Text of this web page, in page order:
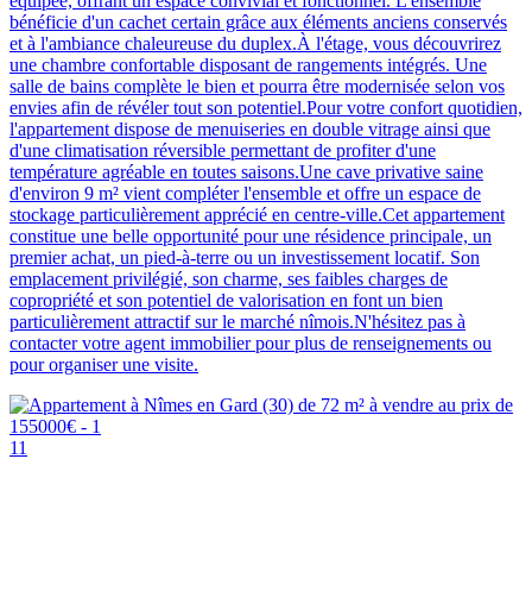
bénéficie d'un cachet certain grâce aux éléments anciens conservés
et à l'ambiance chaleureuse du duplex.À l'étage, vous découvrirez
une chambre confortable disposant de rangements intégrés. Une
salle de bains complète le bien et pourra être modernisée selon vos
envies afin de révéler tout son potentiel.Pour votre confort quotidien,
l'appartement dispose de menuiseries en double vitrage ainsi que
d'une climatisation réversible permettant de profiter d'une
température agréable en toutes saisons.Une cave privative saine
d'environ 9 m² vient compléter l'ensemble et offre un espace de
stockage particulièrement apprécié en centre-ville.Cet appartement
constitue une belle opportunité pour une résidence principale, un
premier achat, un pied-à-terre ou un investissement locatif. Son
emplacement privilégié, son charme, ses faibles charges de
copropriété et son potentiel de valorisation en font un bien
particulièrement attractif sur le marché nîmois.N'hésitez pas à
contacter votre agent immobilier pour plus de renseignements ou
pour organiser une visite.
11